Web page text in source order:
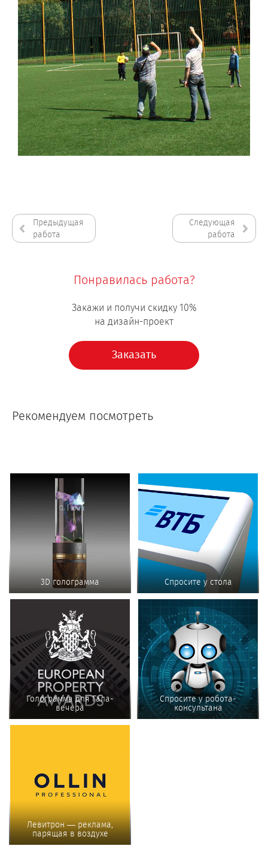
Предыдущая
работа
Следующая
работа
Понравилась работа?
Закажи и получи скидку 10%
на дизайн-проект
Заказать
Рекомендуем посмотреть
3D голограмма Спросите у стола
Голограмма для Гала-
вечера
Спросите у робота-
консультана
Левитрон — реклама,
парящая в воздухе